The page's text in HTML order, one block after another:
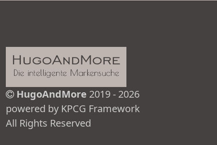
HugoAndMore 2019 - 2026
powered by KPCG Framework
All Rights Reserved